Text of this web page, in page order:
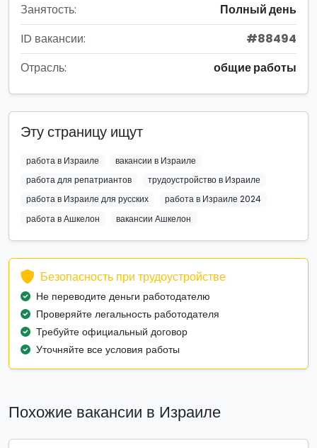
Занятость:
Полный день
ID вакансии:
#88494
Отрасль:
общие работы
Эту страницу ищут
работа в Израиле
вакансии в Израиле
работа для репатриантов
трудоустройство в Израиле
работа в Израиле для русских
работа в Израиле 2024
работа в Ашкелон
вакансии Ашкелон
Безопасность при трудоустройстве
Не переводите деньги работодателю
Проверяйте легальность работодателя
Требуйте официальный договор
Уточняйте все условия работы
Похожие вакансии в Израиле